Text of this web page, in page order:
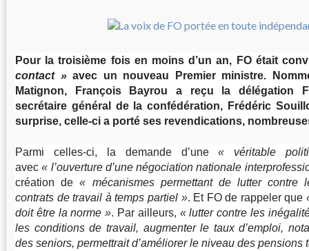
Pour la troisième fois en moins d’un an, FO était
contact
avec un nouveau Premier ministre.
Matignon, François Bayrou a reçu la délégation
secrétaire général de la confédération, Frédéric
surprise, celle-ci a porté ses revendications,
Parmi celles-ci, la demande d’une
véritable
avec
l’ouverture d’une négociation nationale
création de
mécanismes permettant de lutter contre
contrats de travail à temps partiel
. Et FO de rappeler que
doit être la norme
. Par ailleurs,
lutter contre les
les conditions de travail, augmenter le taux d’emploi,
des seniors, permettrait d’améliorer le niveau des pensions